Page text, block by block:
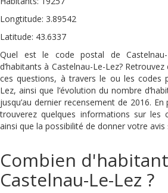
Longtitude: 3.89542
Latitude: 43.6337
Quel est le code postal de Castelnau-
d’habitants à Castelnau-Le-Lez?
ces questions, à travers le ou les codes
Lez, ainsi que l’évolution du nombre
jusqu’au dernier recensement de 2016.
trouverez quelques informations sur les
ainsi que la possibilité de donner votre avis
Combien
Castelnau-Le-Lez ?